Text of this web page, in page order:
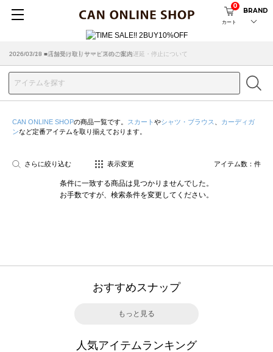
カート
0
BRAND
2026/07/29 ■【お知らせ】ヤマト運輸の配送遅延・停止について
2026/03/18 ■店舗受け取りサービスのご案内
CAN ONLINE SHOPの商品一覧です。 スカート やシャツ・ブラウス
カーディガ
ンなど定番アイテムを取り揃えております。
さらに絞り込む 表示変更 アイテム数： 件
条件に一致する商品は見つかりませんでした。
お手数ですが、検索条件を変更してください。
おすすめスナップ
もっと見る
人気アイテムランキング